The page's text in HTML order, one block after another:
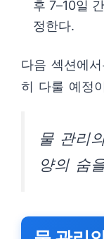
후 7–10일
정한다.
다음 섹션에
히 다룰 예정
물 관리
양의 숨